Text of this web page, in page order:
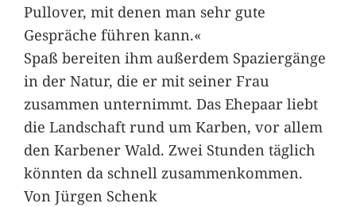
Pullover, mit denen man sehr gute
Gespräche führen kann.«
Spaß bereiten ihm außerdem Spaziergänge
in der Natur, die er mit seiner Frau
zusammen unternimmt. Das Ehepaar liebt
die Landschaft rund um Karben, vor allem
den Karbener Wald. Zwei Stunden täglich
könnten da schnell zusammenkommen.
Von Jürgen Schenk